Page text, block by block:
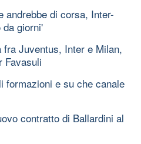
andrebbe di corsa, Inter-
giorni'
Juventus, Inter e Milan,
Favasuli
formazioni e su che canale
contratto di Ballardini al